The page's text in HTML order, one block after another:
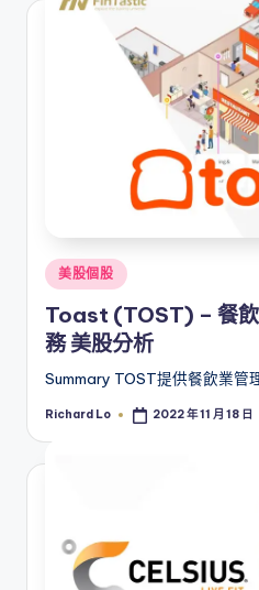
Posted
in
美股個股
Toast (TOST) – 餐飲
務 美股分析
Summary TOST提供餐飲業管
Posted
Richard Lo 2022 年 11 月 18 日